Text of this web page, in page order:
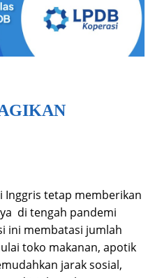
Inggris tetap memberikan
di tengah pandemi
ini membatasi jumlah
toko makanan, apotik
jarak sosial,